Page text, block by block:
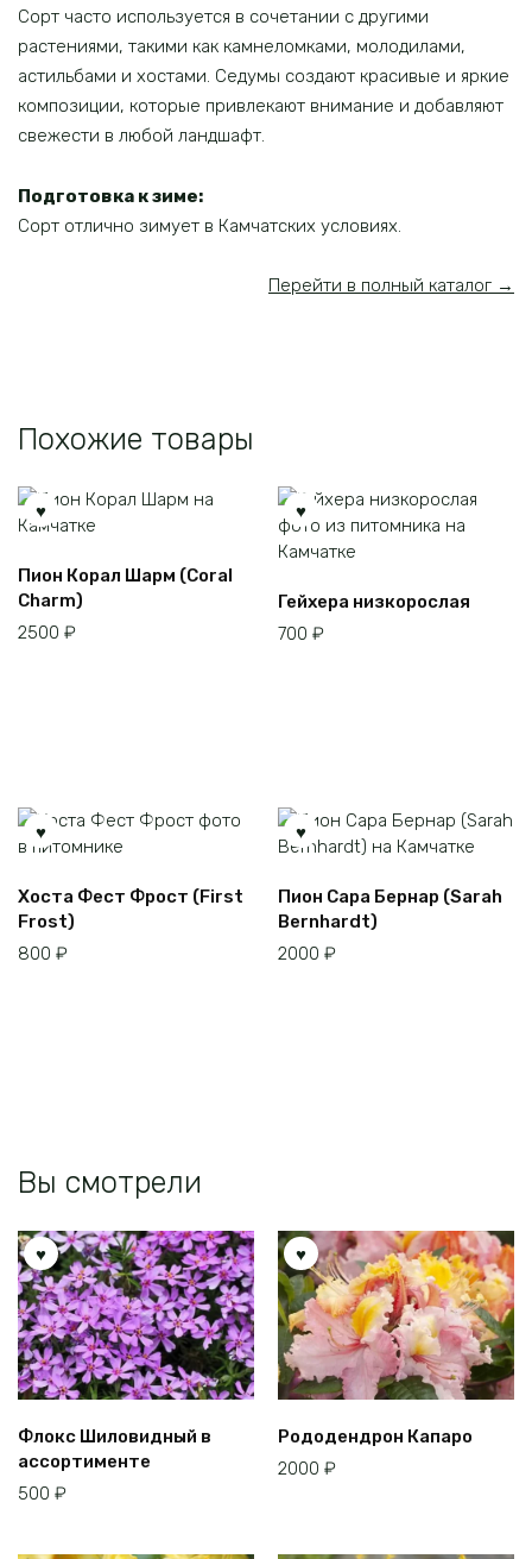
Сорт часто используется в сочетании с другими
растениями, такими как камнеломками, молодилами,
астильбами и хостами. Седумы создают красивые и яркие
композиции, которые привлекают внимание и добавляют
свежести в любой ландшафт.
Подготовка к зиме:
Сорт отлично зимует в Камчатских условиях.
Перейти в полный каталог →
Похожие товары
Пион Корал Шарм (Coral
Charm)
2500 ₽
Гейхера низкорослая
700 ₽
Хоста Фест Фрост (First
Frost)
800 ₽
Пион Сара Бернар (Sarah
Bernhardt)
2000 ₽
Вы смотрели
Флокс Шиловидный в
ассортименте
500 ₽
Рододендрон Капаро
2000 ₽